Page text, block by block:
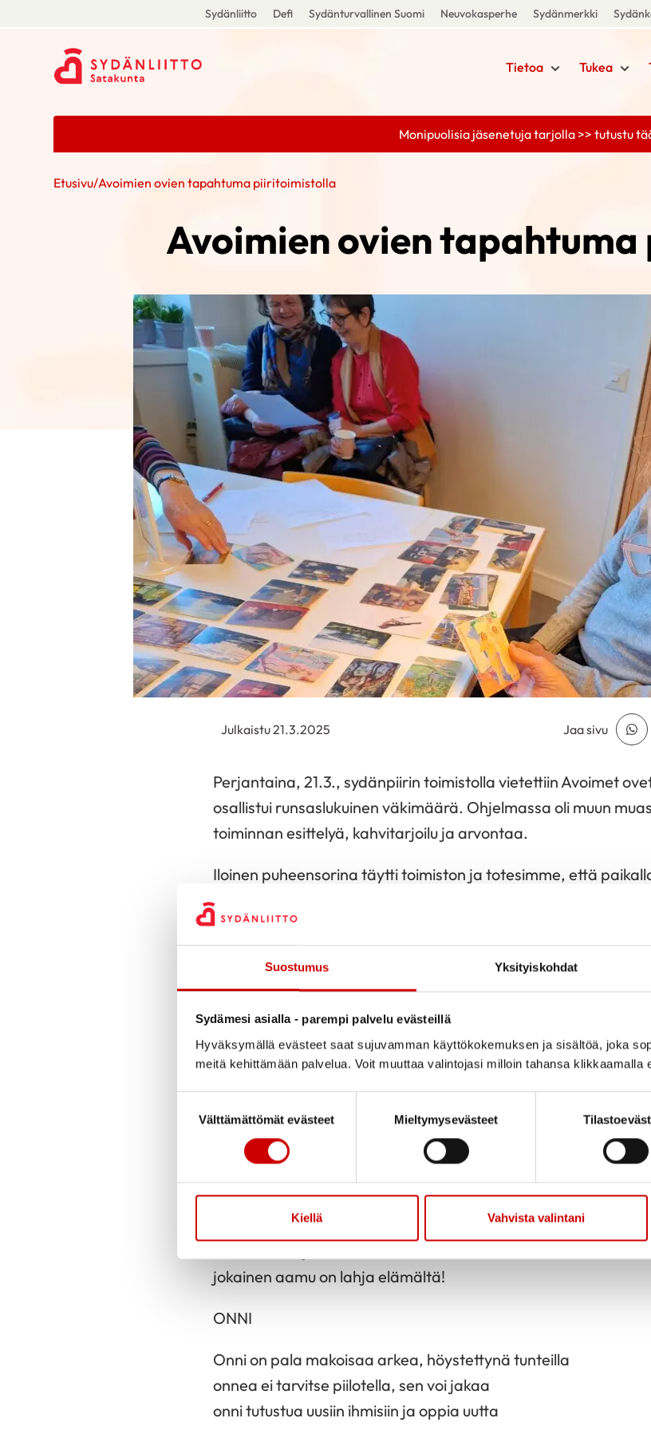
Suostumus Yksityiskohdat
Sydämesi asialla - parempi palvelu evästeillä
Hyväksymällä evästeet saat sujuvamman käyttökokemuksen ja sisältöä, joka
meitä kehittämään palvelua. Voit muuttaa valintojasi milloin tahansa
Välttämättömät evästeet
Mieltymysevästeet
Kiellä Vahvista valintani
Sydänliitto Defi Sydänturvallinen Suomi Neuvokasperhe Sydänmerkki
Tietoa Tukea
Monipuolisia jäsenetuja tarjolla >> tutustu
Etusivu/Avoimien ovien tapahtuma piiritoimistolla
Avoimien ovien
Julkaistu 21.3.2025 Jaa sivu
Perjantaina, 21.3., sydänpiirin toimistolla vietettiin Avoimet
osallistui runsaslukuinen väkimäärä. Ohjelmassa oli muun
toiminnan esittelyä, kahvitarjoilu ja arvontaa.
Iloinen puheensorina täytti toimiston ja totesimme, että
upeita yhteisrunoja syntyi jälleen. Kiitos kaikille mukana olleille!
Tapahtuma oli osa Porin kaupungin Seniorien kulttuuriviikkoa.
ELÄMÄ
välillä tulee mutkia matkaan
ylä- ja alamäkiä vuorotellen
mutta, niin kauan kun on elämää, on toivoa
Elämä on elämänmakuista – omasi näköistä
jokainen aamu on lahja elämältä!
ONNI
Onni on pala makoisaa arkea, höystettynä tunteilla
onnea ei tarvitse piilotella, sen voi jakaa
onni tutustua uusiin ihmisiin ja oppia uutta